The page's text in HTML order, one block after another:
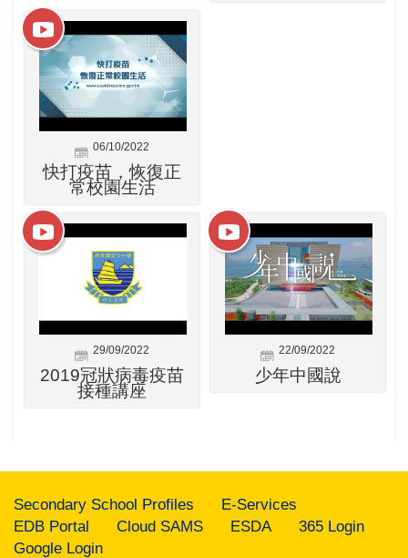
06/10/2022
快打疫苗，恢復正
常校園生活
29/09/2022
2019冠狀病毒疫苗
接種講座
22/09/2022
少年中國說
Secondary School Profiles
E-Services
EDB Portal
Cloud SAMS ESDA
365 Login
Google Login